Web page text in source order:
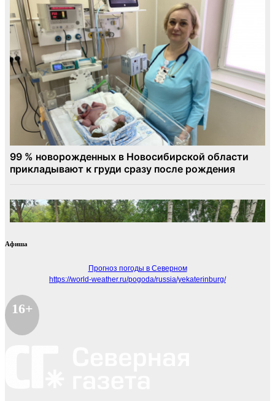
Афиша
Прогноз погоды в Северном
https://world-weather.ru/pogoda/russia/yekaterinburg/
16+